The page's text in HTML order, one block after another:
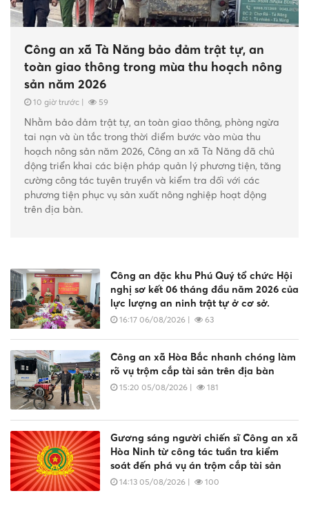
Công an xã Tà Năng bảo đảm trật tự, an
toàn giao thông trong mùa thu hoạch nông
sản năm 2026
10 giờ trước | 59
Nhằm bảo đảm trật tự, an toàn giao thông, phòng ngừa
tai nạn và ùn tắc trong thời điểm bước vào mùa thu
hoạch nông sản năm 2026, Công an xã Tà Năng đã chủ
động triển khai các biện pháp quản lý phương tiện, tăng
cường công tác tuyên truyền và kiểm tra đối với các
phương tiện phục vụ sản xuất nông nghiệp hoạt động
trên địa bàn.
Công an đặc khu Phú Quý tổ chức Hội
nghị sơ kết 06 tháng đầu năm 2026 của
lực lượng an ninh trật tự ở cơ sở.
16:17 06/08/2026 | 63
Công an xã Hòa Bắc nhanh chóng làm
rõ vụ trộm cắp tài sản trên địa bàn
15:20 05/08/2026 | 181
Gương sáng người chiến sĩ Công an xã
Hòa Ninh từ công tác tuần tra kiểm
soát đến phá vụ án trộm cắp tài sản
14:13 05/08/2026 | 100